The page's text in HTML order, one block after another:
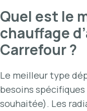
Quel est le
chauffage
Carrefour ?
Le meilleur type
besoins
souhaitée). Les